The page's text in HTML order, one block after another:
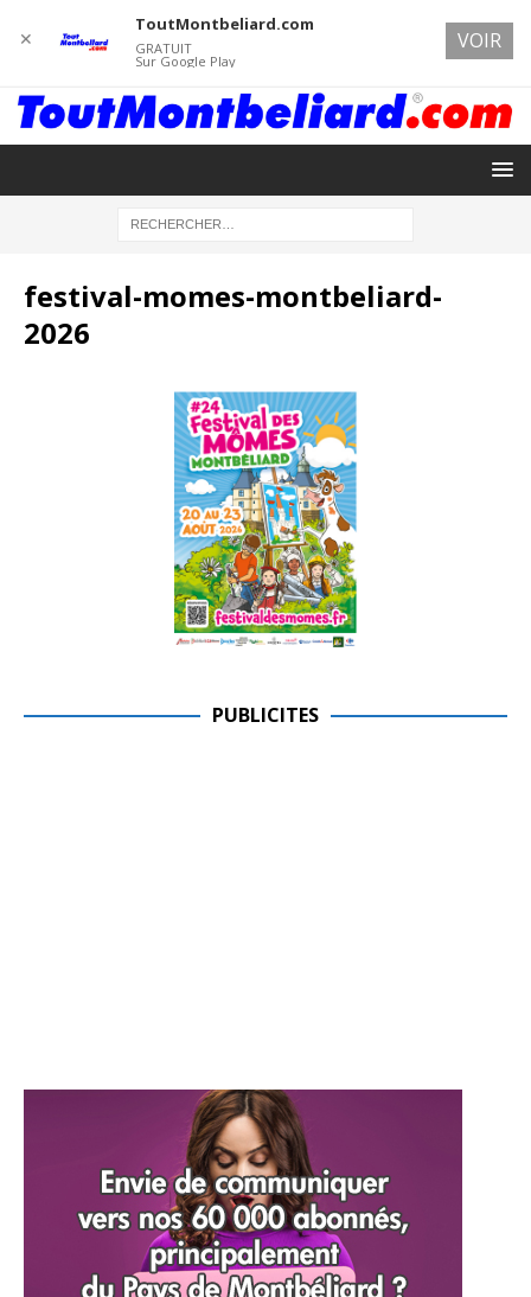
festival-momes-montbeliard-
2026
PUBLICITES
✕
ToutMontbeliard.com
GRATUIT
Sur Google Play
VOIR